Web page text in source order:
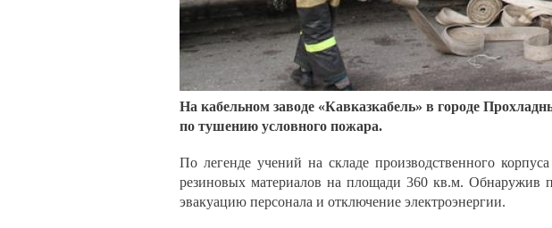
На кабельном заводе «Кавказкабель» в городе
по тушению условного пожара.
По легенде учений на складе производственного
резиновых материалов на площади 360 кв.м. Обнаружив
эвакуацию персонала и отключение электроэнергии.